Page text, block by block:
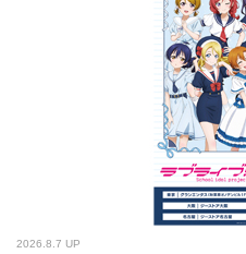
2026.8.7 UP